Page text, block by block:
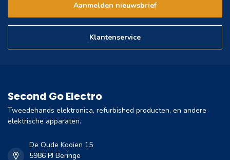
Aanmelden nieuwsbrief
Klantenservice
Second Go Electro
Tweedehands elektronica, refurbished producten, en andere
elektrische apparaten.
De Oude Kooien 15
5986 PJ Beringe